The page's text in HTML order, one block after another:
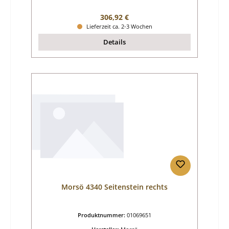
Regulärer Preis:
306,92 €
Lieferzeit ca. 2-3 Wochen
Details
Morsö 4340 Seitenstein rechts
Produktnummer: 01069651